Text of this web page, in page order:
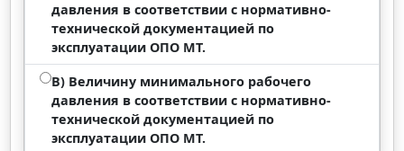
давления в соответствии с нормативно-
технической документацией по
эксплуатации ОПО МТ.
В) Величину минимального рабочего
давления в соответствии с нормативно-
технической документацией по
эксплуатации ОПО МТ.